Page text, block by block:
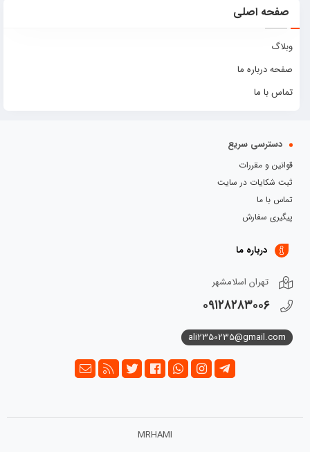
صفحه اصلی
وبلاگ
صفحه درباره ما
تماس با ما
دسترسی سریع
قوانین و مقررات
ثبت شکایات در سایت
تماس با ما
پیگیری سفارش
درباره ما
تهران اسلامشهر
۰۹۱۲۸۲۸۳۰۰۶
ali2350235@gmail.com
MRHAMI